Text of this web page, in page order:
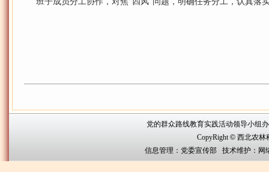
党的群众路线教育实践活动领导小组
CopyRight© 西北农林
信息管理：党委宣传部 技术维护：网